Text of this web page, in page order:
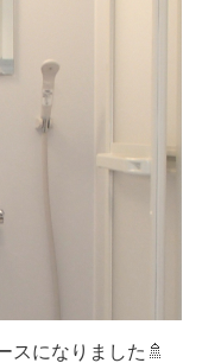
スになりました🚿